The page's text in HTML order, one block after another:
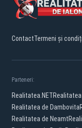
ContactTermeni și
Parteneri:
Realitatea.NET
Realitatea de Dambovita
Realitatea de Neamt